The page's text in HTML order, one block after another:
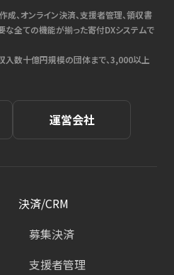
成、オンライン決済、支援者管理、領収書
な全ての機能が揃った寄付DXシステムで
入数十億円規模の団体まで、3,000以上
運営会社
決済/CRM
募集決済
支援者管理